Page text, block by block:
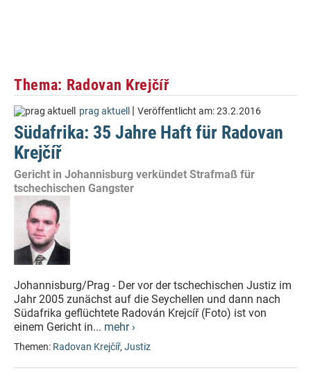
Thema: Radovan Krejčíř
prag aktuell | Veröffentlicht am:23.2.2016
Südafrika: 35 Jahre Haft für Radovan
Krejčíř
Gericht in Johannisburg verkündet Strafmaß für
tschechischen Gangster
Johannisburg/Prag - Der vor der tschechischen Justiz im
Jahr 2005 zunächst auf die Seychellen und dann nach
Südafrika geflüchtete Radován Krejcíř (Foto) ist von
einem Gericht in... mehr ›
Themen: Radovan Krejčíř, Justiz